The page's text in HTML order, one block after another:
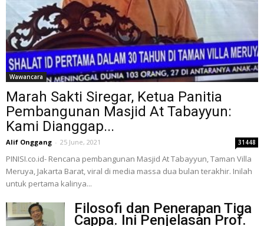
Wawancara
Marah Sakti Siregar, Ketua Panitia
Pembangunan Masjid At Tabayyun:
Kami Dianggap...
Alif Onggang - 25 June, 2021 31448
PINISI.co.id- Rencana pembangunan Masjid At Tabayyun, Taman Villa
Meruya, Jakarta Barat, viral di media massa dua bulan terakhir. Inilah
untuk pertama kalinya...
Filosofi dan Penerapan Tiga
Cappa. Ini Penjelasan Prof.